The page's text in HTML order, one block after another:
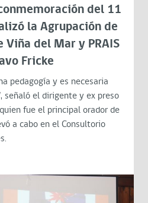
del 11
la Agrupación de
Viña del Mar y PRAIS
Fricke
pedagogía y es necesaria
señaló el dirigente y ex preso
fue el principal orador de
a cabo en el Consultorio